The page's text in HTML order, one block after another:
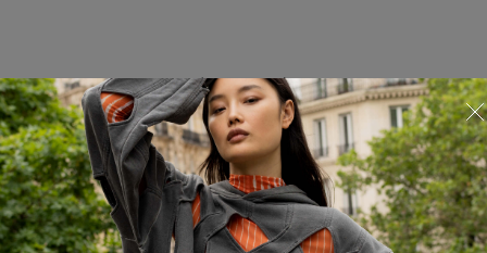
Джинсы Red September
924.01.71.03
О товаре Оплата и доставка
Синие мужские джинсы свободного кроя с 5 карманами,
средней посадкой, широкими штанинами и эластичным